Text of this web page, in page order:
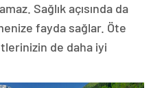
Sağlık açısında da
fayda sağlar. Öte
de daha iyi